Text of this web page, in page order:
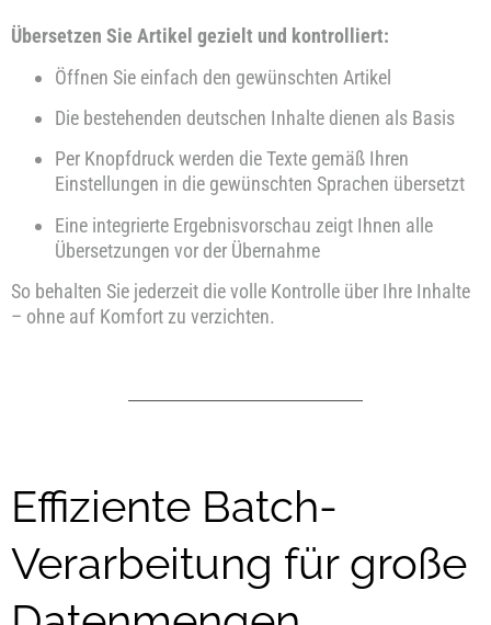
Übersetzen Sie Artikel gezielt und kontrolliert:
Öffnen Sie einfach den gewünschten Artikel
Die bestehenden deutschen Inhalte dienen als Basis
Per Knopfdruck werden die Texte gemäß Ihren
Einstellungen in die gewünschten Sprachen übersetzt
Eine integrierte Ergebnisvorschau zeigt Ihnen alle
Übersetzungen vor der Übernahme
So behalten Sie jederzeit die volle Kontrolle über Ihre Inhalte
– ohne auf Komfort zu verzichten.
Effiziente Batch-
Verarbeitung für große